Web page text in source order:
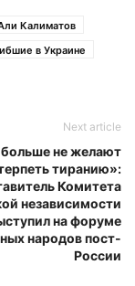
Калиматов
в Украине
Next article
не желают
тиранию»:
Комитета
независимости
на форуме
народов пост-
России